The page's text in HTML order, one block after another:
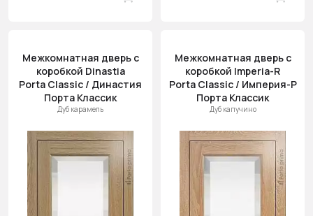
Межкомнатная дверь с
коробкой Dinastia
Porta Classic / Династия
Порта Классик
Дуб карамель
Межкомнатная дверь с
коробкой Imperia-R
Porta Classic / Империя-Р
Порта Классик
Дуб капучино